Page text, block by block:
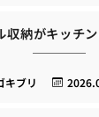
収納がキッチ
キブリ